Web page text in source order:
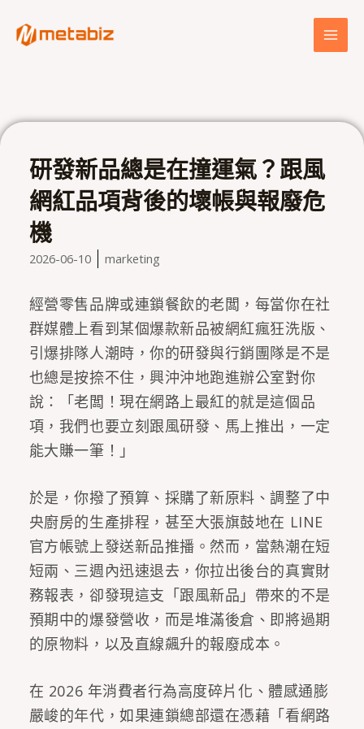
研發新品總是在撞運氣？跟風
網紅品項背後的壞帳與報廢危
機
2026-06-10 marketing
經營零售品牌或連鎖餐飲的老闆，每當你在社
群媒體上看到某個爆款新品被網紅瘋狂洗版、
引爆排隊人潮時，你的研發與行銷團隊是不是
也總是按捺不住，興沖沖地跑進辦公室對你
說：「老闆！現在網路上最紅的就是這個品
項，我們也要立刻跟風研發、馬上推出，一定
能大賺一筆！」
於是，你撥了預算、採購了新原料、調整了中
央廚房的生產排程，甚至大張旗鼓地在 LINE
官方帳號上發送新品推播。然而，當熱潮在短
短兩、三週內迅速退去，你拉出後台的真實財
務報表，卻發現這支「跟風新品」帶來的不是
預期中的爆發營收，而是堆滿後倉、即將過期
的原物料，以及直線飆升的報廢成本。
在 2026 年消費者行為高度碎片化、體感通膨
嚴峻的年代，如果連鎖總部還在憑藉「看網路